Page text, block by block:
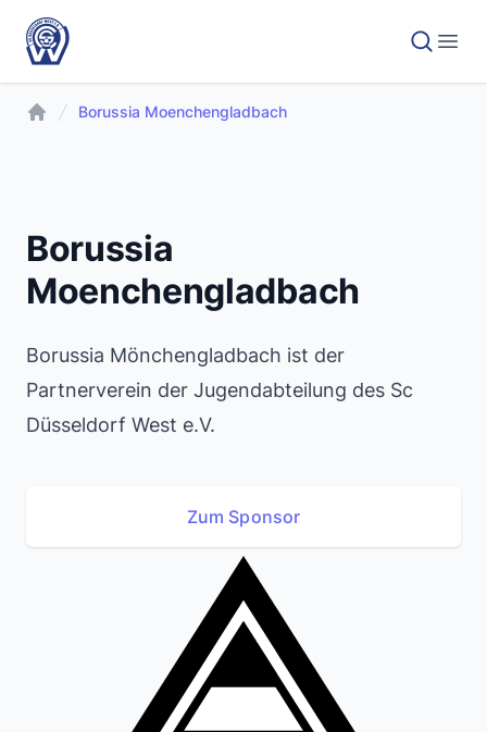
Borussia Moenchengladbach
Borussia
Moenchengladbach
Borussia Mönchengladbach ist der
Partnerverein der Jugendabteilung des Sc
Düsseldorf West e.V.
Zum Sponsor